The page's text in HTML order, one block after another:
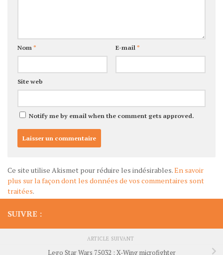
Nom* E-mail*
Site web
Notify me by email when the comment gets approved.
Ce site utilise Akismet pour réduire les indésirables.En savoir
plus sur la façon dont les données de vos commentaires sont
traitées.
SUIVRE :
ARTICLE SUIVANT
Lego Star Wars 75032 : X-Wing microfighter